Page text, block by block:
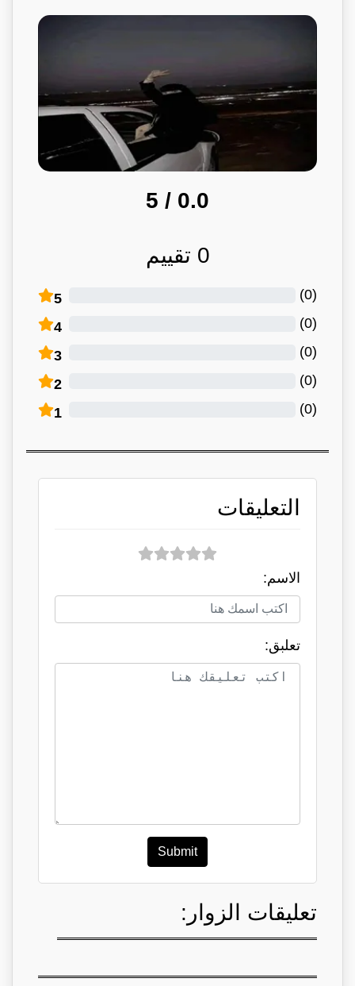
0.0
/ 5
0 تقييم
5 (
0
)
4 (
0
)
3 (
0
)
2 (
0
)
1 (
0
)
التعليقات
الاسم:
تعلبق:
Submit
تعليقات الزوار: